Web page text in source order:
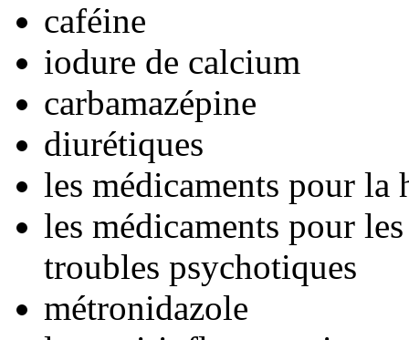
caféine
iodure de calcium
carbamazépine
diurétiques
les médicaments pour la
les médicaments pour
troubles psychotiques
métronidazole